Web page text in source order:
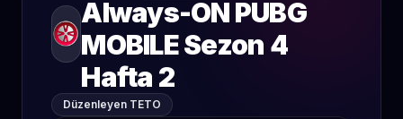
Always-ON PUBG
MOBILE Sezon 4
Hafta 2
Düzenleyen TETO